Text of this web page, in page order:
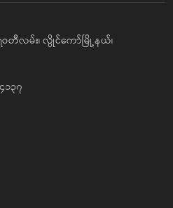
ဝတီလမ်း၊ လွိုင်ကော်မြို့နယ်၊
၁၃၇